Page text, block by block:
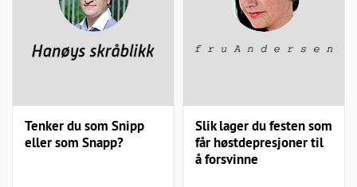
Tenker du som Snipp
eller som Snapp?
Slik lager du festen som
får høstdepresjoner til
å forsvinne